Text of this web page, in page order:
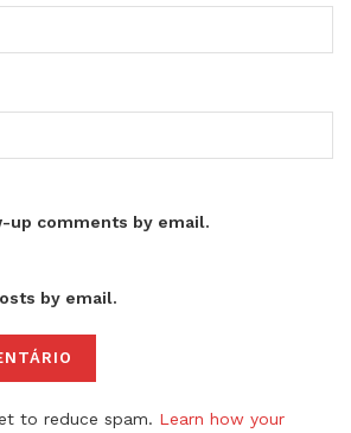
comments by email.
by email.
to reduce spam. Learn how your